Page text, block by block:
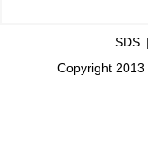
SDS
Copyright 2013